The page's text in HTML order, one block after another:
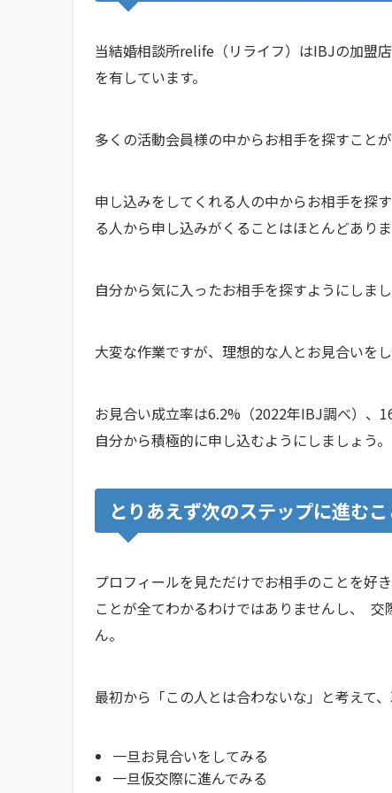
当結婚相談所relife（リライフ）はIBJの加盟
を有しています。
多くの活動会員様の中からお相手を探すこと
申し込みをしてくれる人の中からお相手を探
る人から申し込みがくることはほとんどあり
自分から気に入ったお相手を探すようにしま
大変な作業ですが、理想的な人とお見合いを
お見合い成立率は6.2%（2022年IBJ調べ）、
自分から積極的に申し込むようにしましょう。
とりあえず次のステップに進む
プロフィールを見ただけでお相手のことを好
ことが全てわかるわけではありませんし、
ん。
最初から「この人とは合わないな」と考えて
一旦お見合いをしてみる
一旦仮交際に進んでみる